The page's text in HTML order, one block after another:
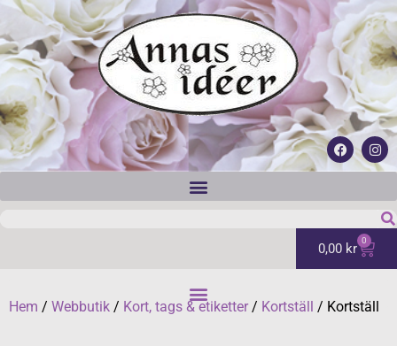
0,00 kr 0
Hem / Webbutik / Kort, tags & etiketter/ Kortställ / Kortställ